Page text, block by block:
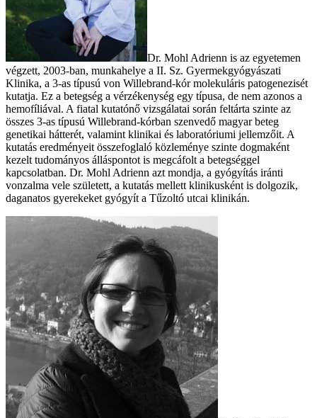
Dr. Mohl Adrienn is az egyetemen
végzett, 2003-ban, munkahelye a II. Sz. Gyermekgyógyászati
Klinika, a 3-as típusú von Willebrand-kór molekuláris patogenezisét
kutatja. Ez a betegség a vérzékenység egy típusa, de nem azonos a
hemofíliával. A fiatal kutatónő vizsgálatai során feltárta szinte az
összes 3-as típusú Willebrand-kórban szenvedő magyar beteg
genetikai hátterét, valamint klinikai és laboratóriumi jellemzőit. A
kutatás eredményeit összefoglaló közleménye szinte dogmaként
kezelt tudományos álláspontot is megcáfolt a betegséggel
kapcsolatban. Dr. Mohl Adrienn azt mondja, a gyógyítás iránti
vonzalma vele született, a kutatás mellett klinikusként is dolgozik,
daganatos gyerekeket gyógyít a Tűzoltó utcai klinikán.